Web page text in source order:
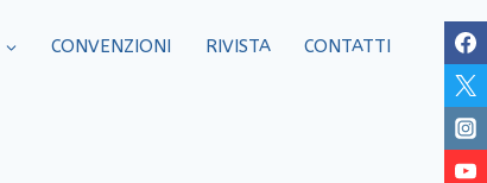
CONVENZIONI RIVISTA CONTATTI